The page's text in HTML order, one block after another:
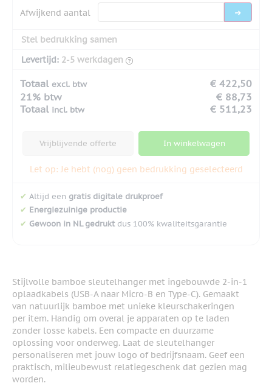
Afwijkend aantal
Stel bedrukking samen
Levertijd: 2-5 werkdagen
Totaal excl. btw
€ 422,50
21% btw
€ 88,73
Totaal incl. btw € 511,23
Vrijblijvende offerte In winkelwagen
Let op: Je hebt (nog) geen bedrukking geselecteerd
✔ Altijd een gratis digitale drukproef
✔ Energiezuinige productie
✔ Gewoon in NL gedruktdus 100% kwaliteitsgarantie
Stijlvolle bamboe sleutelhanger met ingebouwde 2-in-1
oplaadkabels (USB-A naar Micro-B en Type-C). Gemaakt
van natuurlijk bamboe met unieke kleurschakeringen
per item. Handig om overal je apparaten op te laden
zonder losse kabels. Een compacte en duurzame
oplossing voor onderweg. Laat de sleutelhanger
personaliseren met jouw logo of bedrijfsnaam. Geef een
praktisch, milieubewust relatiegeschenk dat gezien mag
worden.